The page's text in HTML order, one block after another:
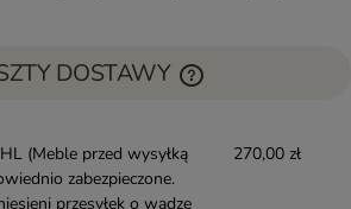
DOSTAWY
(Meble przed wysyłką
zabezpieczone.
przesyłek o wadze
270,00 zł